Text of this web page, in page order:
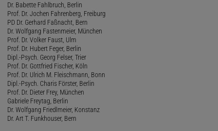
Dr. Babette Fahlbruch, Berlin
Prof. Dr. Jochen Fahrenberg, Freiburg
PD Dr. Gerhard Faßnacht, Bern
Dr. Wolfgang Fastenmeier, München
Prof. Dr. Volker Faust, Ulm
Prof. Dr. Hubert Feger, Berlin
Dipl.-Psych. Georg Felser, Trier
Prof. Dr. Gottfried Fischer, Köln
Prof. Dr. Ulrich M. Fleischmann, Bonn
Dipl.-Psych. Charis Förster, Berlin
Prof. Dr. Dieter Frey, München
Gabriele Freytag, Berlin
Dr. Wolfgang Friedlmeier, Konstanz
Dr. Art T. Funkhouser, Bern